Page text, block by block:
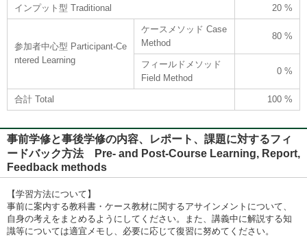
インプット型 Traditional 20 %
参加者中心型 Participant-Ce
ntered Learning
ケースメソッド Case
Method
80 %
フィールドメソッド
Field Method
0 %
合計 Total 100 %
事前学修と事後学修の内容、レポート、課題に対するフィ
ードバック方法 Pre- and Post-Course Learning, Report,
Feedback methods
【学習方法について】
事前に案内する教科書・ケース教材に関するアサインメントについて、
自身の考えをまとめるようにしてください。また、講義中に解説する知
識等については適宜メモし、必要に応じて復習に努めてください。